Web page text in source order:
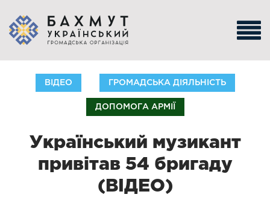
ВІДЕО ГРОМАДСЬКА ДІЯЛЬНІСТЬ
ДОПОМОГА АРМІЇ
Український музикант
привітав 54 бригаду
(ВІДЕО)